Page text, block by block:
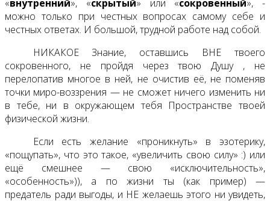
«внутренний», «скрытый» или «сокровенный», -
можно только при честных вопросах самому себе и
честных ответах. И большой, трудной работе над собой.
НИКАКОЕ Знание, оставшись ВНЕ твоего
сокровенного, не пройдя через твою Душу , не
перелопатив многое в ней, не очистив её, не поменяв
точки миро-воззрения — не сможет ничего изменить ни
в тебе, ни в окружающем тебя Пространстве твоей
физической жизни.
Если есть желание «проникнуть» в эзотерику,
«пощупать», что это такое, «увеличить свою силу» :) или
ещё смешнее — свою «исключительность»,
«особенность»)), а по жизни ты (как пример) —
предатель ради выгоды, и НЕ желаешь этого ни увидеть,